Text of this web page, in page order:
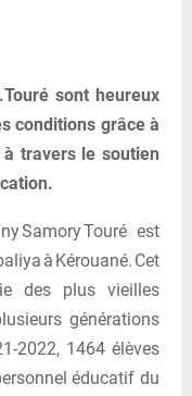
sont heureux
conditions grâce à
travers le soutien
Samory Touré est
à Kérouané. Cet
des plus vieilles
générations
2022, 1464 élèves
éducatif du